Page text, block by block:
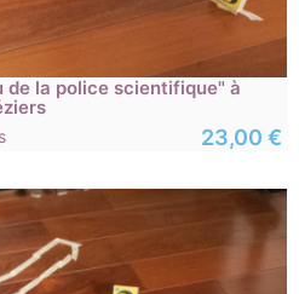
de la police scientifique" à
23,00 €